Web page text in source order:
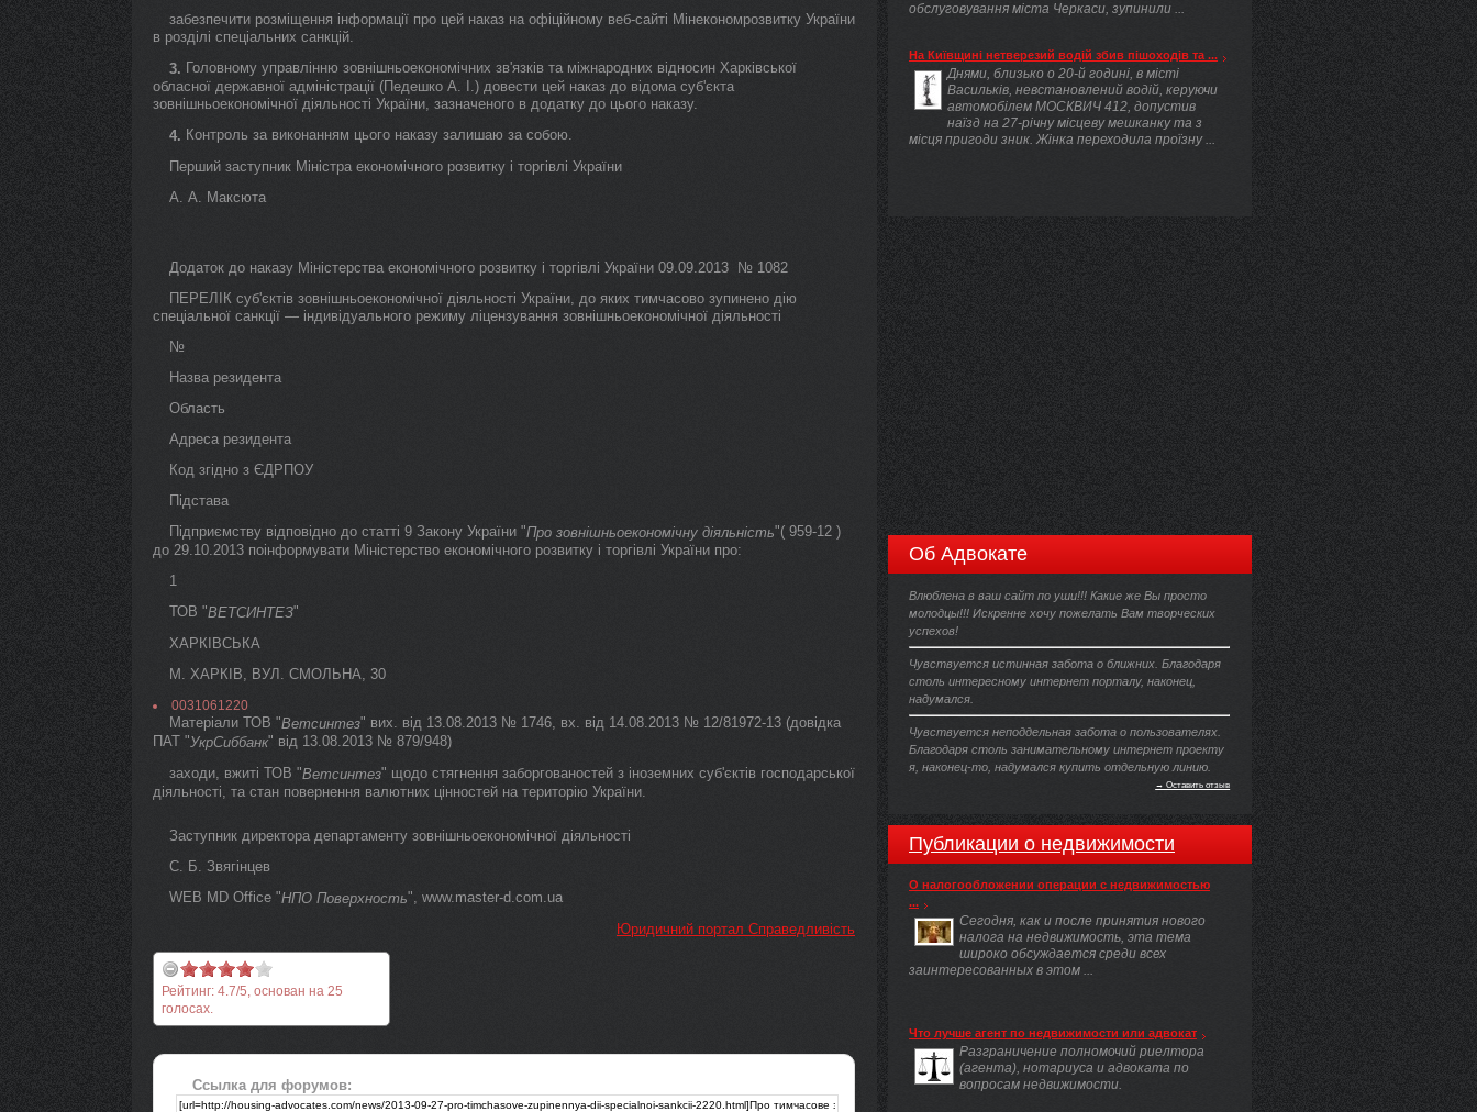
забезпечити розміщення інформації про цей наказ на офіційному веб-сайті Мінекономрозвитку України
в розділі спеціальних санкцій.
3. Головному управлінню зовнішньоекономічних зв'язків та міжнародних відносин Харківської
обласної державної адміністрації (Педешко А. І.) довести цей наказ до відома суб'єкта
зовнішньоекономічної діяльності України, зазначеного в додатку до цього наказу.
4. Контроль за виконанням цього наказу залишаю за собою.
Перший заступник Міністра економічного розвитку і торгівлі України
А. А. Максюта
Додаток до наказу Міністерства економічного розвитку і торгівлі України 09.09.2013 № 1082
ПЕРЕЛІК суб'єктів зовнішньоекономічної діяльності України, до яких тимчасово зупинено дію
спеціальної санкції — індивідуального режиму ліцензування зовнішньоекономічної діяльності
№
Назва резидента
Область
Адреса резидента
Код згідно з ЄДРПОУ
Підстава
Підприємству відповідно до статті 9 Закону України "Про зовнішньоекономічну діяльність"( 959-12 )
до 29.10.2013 поінформувати Міністерство економічного розвитку і торгівлі України про:
1
ТОВ "ВЕТСИНТЕЗ"
ХАРКІВСЬКА
М. ХАРКІВ, ВУЛ. СМОЛЬНА, 30
0031061220
Матеріали ТОВ "Ветсинтез" вих. від 13.08.2013 № 1746, вх. від 14.08.2013 № 12/81972-13 (довідка
ПАТ "УкрСиббанк" від 13.08.2013 № 879/948)
заходи, вжиті ТОВ "Ветсинтез" щодо стягнення заборгованостей з іноземних суб'єктів господарської
діяльності, та стан повернення валютних цінностей на територію України.
Заступник директора департаменту зовнішньоекономічної діяльності
С. Б. Звягінцев
WEB MD Office "НПО Поверхность", www.master-d.com.ua
Юридичний портал Справедливість
Рейтинг: 4.7/5, основан на 25
голосах.
Ссылка для форумов:
обслуговування міста Черкаси, зупинили ...
На Київщині нетверезий водій збив пішоходів та ...
Днями, близько о 20-й годині, в місті
Васильків, невстановлений водій, керуючи
автомобілем МОСКВИЧ 412, допустив
наїзд на 27-річну місцеву мешканку та з
місця пригоди зник. Жінка переходила проїзну ...
Об Адвокате
Влюблена в ваш сайт по уши!!! Какие же Вы просто
молодцы!!! Искренне хочу пожелать Вам творческих
успехов!
Чувствуется истинная забота о ближних. Благодаря
столь интересному интернет порталу, наконец,
надумался.
Чувствуется неподдельная забота о пользователях.
Благодаря столь занимательному интернет проекту
я, наконец-то, надумался купить отдельную линию.
→ Оставить отзыв
Публикации о недвижимости
О налогообложении операции с недвижимостью
...
Сегодня, как и после принятия нового
налога на недвижимость, эта тема
широко обсуждается среди всех
заинтересованных в этом ...
Что лучше агент по недвижимости или адвокат
Разграничение полномочий риелтора
(агента), нотариуса и адвоката по
вопросам недвижимости.